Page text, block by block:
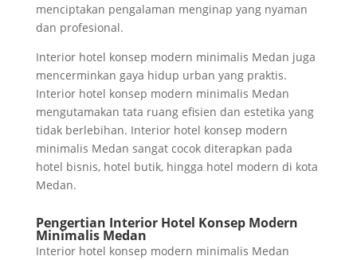
menciptakan pengalaman menginap yang nyaman
dan profesional.
Interior hotel konsep modern minimalis Medan juga
mencerminkan gaya hidup urban yang praktis.
Interior hotel konsep modern minimalis Medan
mengutamakan tata ruang efisien dan estetika yang
tidak berlebihan. Interior hotel konsep modern
minimalis Medan sangat cocok diterapkan pada
hotel bisnis, hotel butik, hingga hotel modern di kota
Medan.
Pengertian Interior Hotel Konsep Modern
Minimalis Medan
Interior hotel konsep modern minimalis Medan